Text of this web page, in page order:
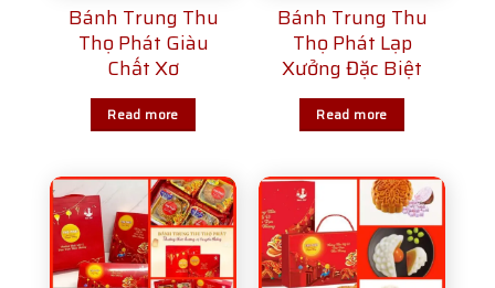
Bánh Trung Thu
Thọ Phát Giàu
Chất Xơ
Read more
Bánh Trung Thu
Thọ Phát Lạp
Xưởng Đặc Biệt
Read more